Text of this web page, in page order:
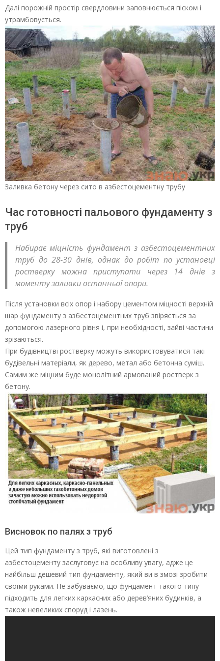
Далі порожній простір свердловини заповнюється піском і
утрамбовується.
Заливка бетону через сито в азбестоцементну трубу
Час готовності пальового фундаменту з
труб
Набирає міцність фундамент з азбестоцементних
труб до 28-30 днів, однак до робіт по установці
ростверку можна приступати через 14 днів з
моменту заливки останньої опори.
Після установки всіх опор і набору цементом міцності верхній
шар фундаменту з азбестоцементних труб звіряється за
допомогою лазерного рівня і, при необхідності, зайві частини
зрізаються.
При будівництві ростверку можуть використовуватися такі
будівельні матеріали, як дерево, метал або бетонна суміш.
Самим же міцним буде монолітний армований ростверк з
бетону.
Висновок по палях з труб
Цей тип фундаменту з труб, які виготовлені з
азбестоцементу заслуговує на особливу увагу, адже це
найбільш дешевий тип фундаменту, який ви в змозі зробити
своїми руками. Не забуваємо, що фундамент такого типу
підходить для легких каркасних або дерев’яних будинків, а
також невеликих споруд і лазень.